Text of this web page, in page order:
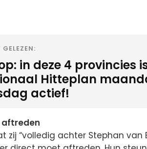
GELEZEN:
in deze 4 provincies
Hitteplan
actief!
aftreden
zij “volledig achter Stephan van